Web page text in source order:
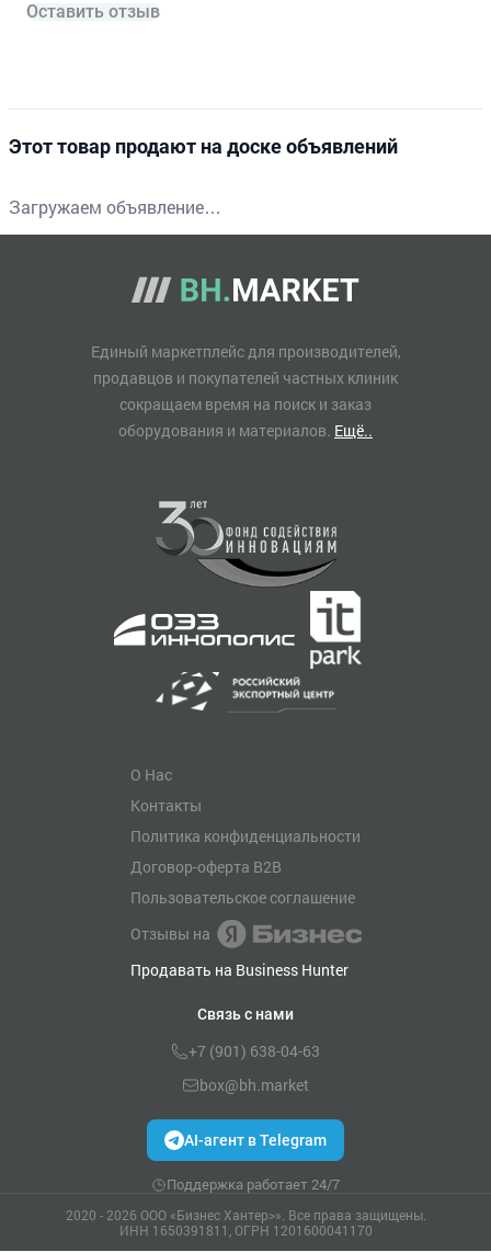
Оставить отзыв
Этот товар продают на доске объявлений
Загружаем объявление…
Единый маркетплейс для производителей,
продавцов и покупателей частных клиник
сокращаем время на поиск и заказ
оборудования и материалов. Ещё..
О Нас
Контакты
Политика конфиденциальности
Договор-оферта B2B
Пользовательское соглашение
Отзывы на
Продавать на Business Hunter
Связь с нами
+7 (901) 638-04-63
box@bh.market
AI-агент в Telegram
Поддержка работает 24/7
2020 - 2026 ООО «Бизнес Хантер>». Все права защищены.
ИНН 1650391811, ОГРН 1201600041170